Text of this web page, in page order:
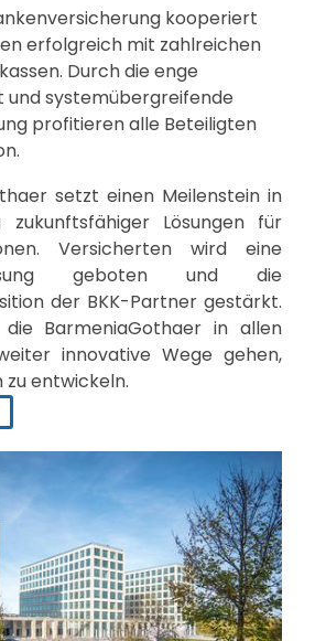
kooperiert
erfolgreich mit zahlreichen
Durch die enge
und systemübergreifende
profitieren alle Beteiligten
setzt einen Meilenstein in
zukunftsfähiger Lösungen für
Versicherten wird eine
geboten und die
der BKK-Partner gestärkt.
BarmeniaGothaer in allen
innovative Wege gehen,
zu entwickeln.